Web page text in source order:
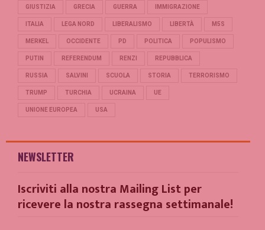
GIUSTIZIA GRECIA GUERRA IMMIGRAZIONE
ITALIA LEGA NORD LIBERALISMO LIBERTÀ M5S
MERKEL OCCIDENTE PD POLITICA POPULISMO
PUTIN REFERENDUM RENZI REPUBBLICA
RUSSIA SALVINI SCUOLA STORIA TERRORISMO
TRUMP TURCHIA UCRAINA UE
UNIONE EUROPEA USA
NEWSLETTER
Iscriviti alla nostra Mailing List per
ricevere la nostra rassegna settimanale!